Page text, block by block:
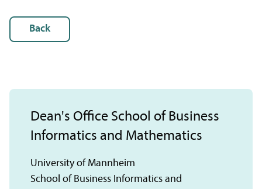
Back
Dean's Office School of Business
Informatics and Mathematics
University of Mannheim
School of Business Informatics and